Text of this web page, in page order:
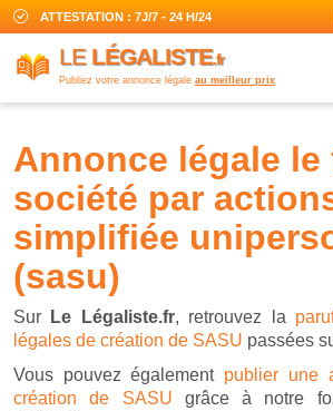
ATTESTATION : 7J/7 - 24 H/24
LE LÉGALISTE.fr
Publiez votre annonce légale au meilleur prix
annonce légale le familys -
société par
simplifiée
(sasu)
Sur Le Légaliste.fr, retrouvez la
légales de création de SASU passées
Vous pouvez également publier une
création de SASU grâce à notre